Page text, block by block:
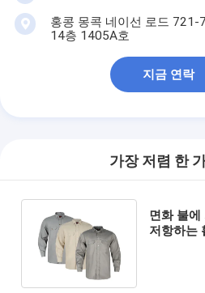
홍콩 몽콕 네이선 로드 721-
14층 1405A호
지금 연락
가장 저렴 한
면화 불에
저항하는